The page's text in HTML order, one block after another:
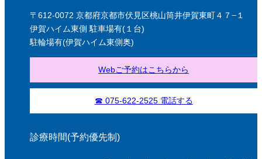
〒612-0072 京都府京都市伏見区桃山筒井伊賀東町４７−１
伊賀ハイム東側 駐車場有(１台)
駐輪場有(伊賀ハイム東側奥)
Webご予約はこちらから
☎ 075-622-2525 電話する
診療時間(予約優先制)